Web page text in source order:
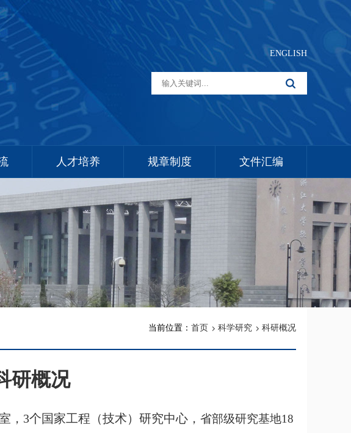
ENGLISH
人才培养 规章制度 文件汇编
当前位置： 首页 科学研究 科研概况
研概况
，3个国家工程（技术）研究中心， 省部级研究基地18